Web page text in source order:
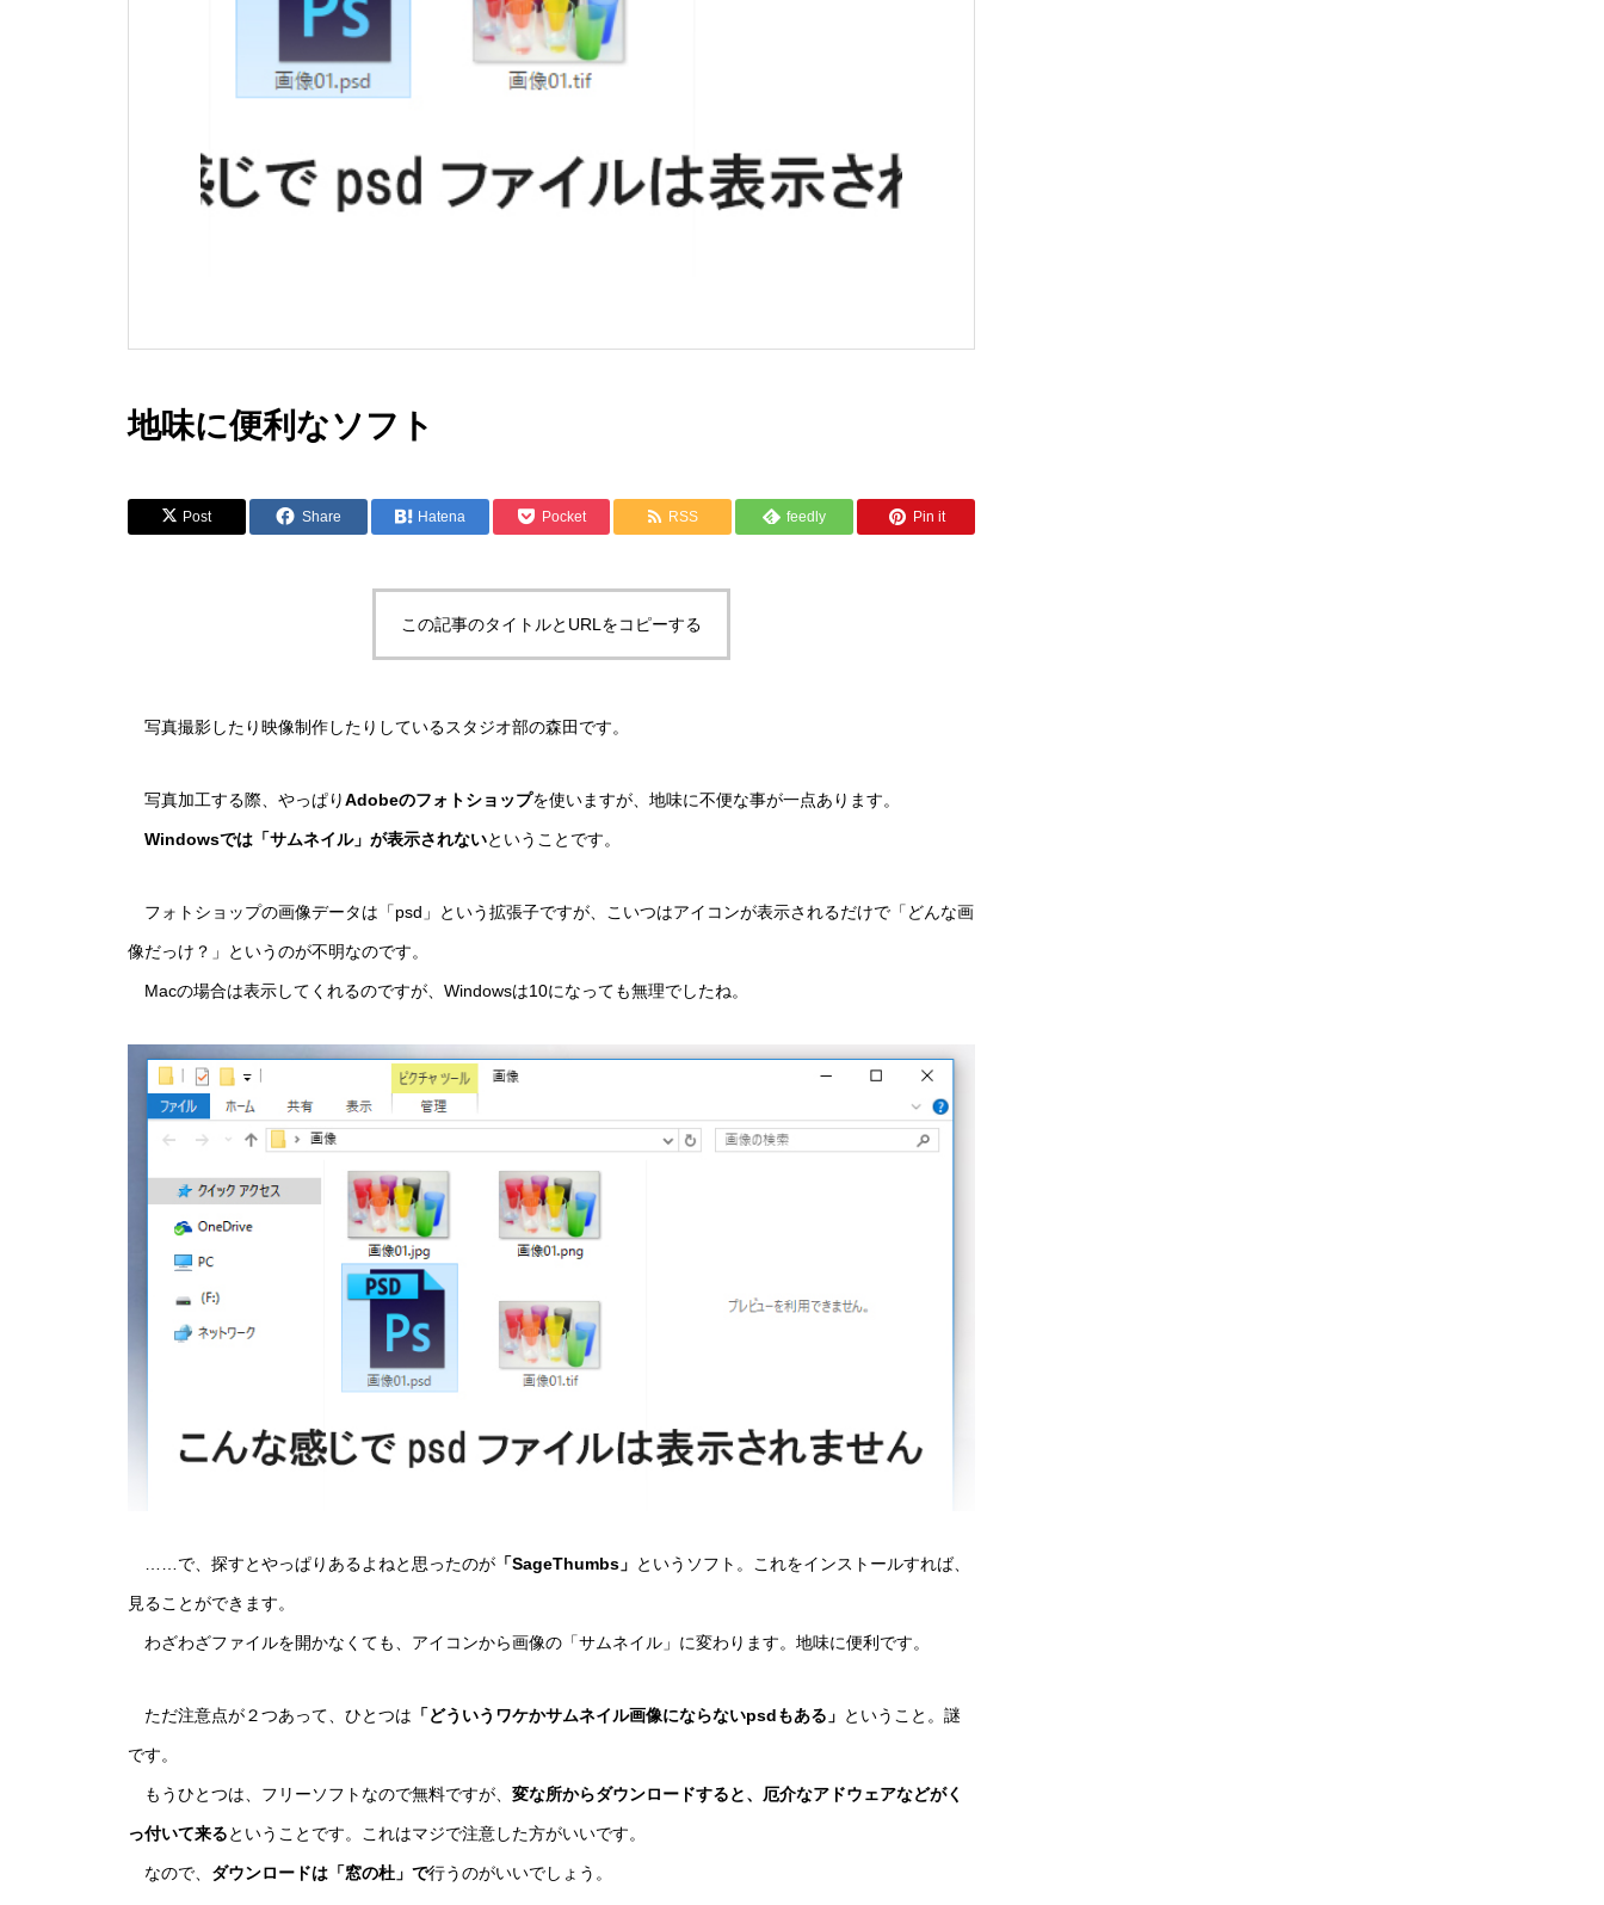
地味に便利なソフト
Post Share Hatena Pocket RSS feedly Pin it
この記事のタイトルとURLをコピーする
写真撮影したり映像制作したりしているスタジオ部の森田です。
写真加工する際、やっぱりAdobeのフォトショップを使いますが、地味に不便な事が一点あります。
Windowsでは「サムネイル」が表示されないということです。
フォトショップの画像データは「psd」という拡張子ですが、こいつはアイコンが表示されるだけで「どんな画
像だっけ？」というのが不明なのです。
Macの場合は表示してくれるのですが、Windowsは10になっても無理でしたね。
……で、探すとやっぱりあるよねと思ったのが 「SageThumbs」 というソフト。これをインストールすれば、
見ることができます。
わざわざファイルを開かなくても、アイコンから画像の「サムネイル」に変わります。地味に便利です。
ただ注意点が２つあって、ひとつは 「どういうワケかサムネイル画像にならないpsdもある」 ということ。謎
です。
もうひとつは、フリーソフトなので無料ですが、 変な所からダウンロードすると、厄介なアドウェアなどがく
っ付いて来るということです。これはマジで注意した方がいいです。
なので、 ダウンロードは「窓の杜」で行うのがいいでしょう。